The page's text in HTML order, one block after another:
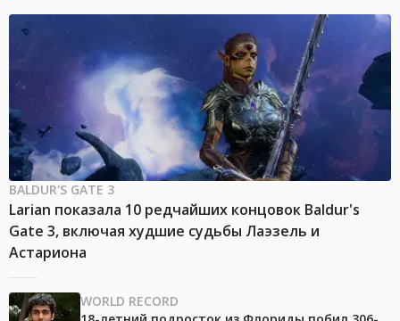
BALDUR'S GATE 3
Larian показала 10 редчайших концовок Baldur's
Gate 3, включая худшие судьбы Лаэзель и
Астариона
WORLD RECORD